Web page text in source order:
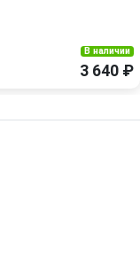
В наличии
3 640 ₽